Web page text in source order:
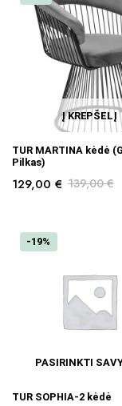
Į KREPŠELĮ
TUR MARTINA kėdė
Pilkas)
139,00€
129,00 €
-19%
PASIRINKTI
TUR SOPHIA-2 kėdė